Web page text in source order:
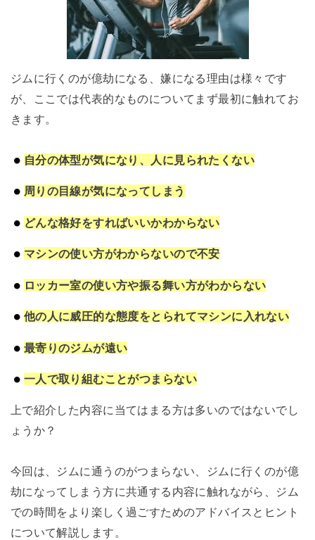
ジムに行くのが億劫になる、嫌になる理由は様々です
が、ここでは代表的なものについてまず最初に触れてお
きます。
自分の体型が気になり、人に見られたくない
周りの目線が気になってしまう
どんな格好をすればいいかわからない
マシンの使い方がわからないので不安
ロッカー室の使い方や振る舞い方がわからない
他の人に威圧的な態度をとられてマシンに入れない
最寄りのジムが遠い
一人で取り組むことがつまらない
上で紹介した内容に当てはまる方は多いのではないでし
ょうか？
今回は、ジムに通うのがつまらない、ジムに行くのが億
劫になってしまう方に共通する内容に触れながら、ジム
での時間をより楽しく過ごすためのアドバイスとヒント
について解説します。